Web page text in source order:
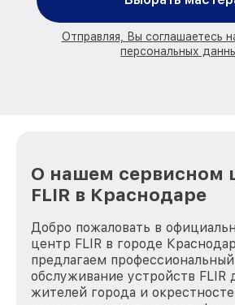
Отправляя, Вы соглашаетесь
персональных
О нашем сервисном
FLIR в Краснодаре
Добро пожаловать в
центр FLIR в городе
предлагаем
обслуживание устройств FLIR
жителей города и